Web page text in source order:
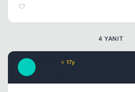
4 YANIT
⭐ 17y